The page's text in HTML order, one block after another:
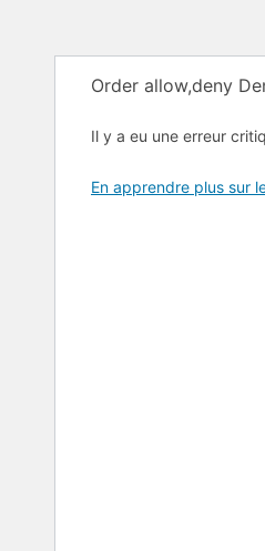
Order allow,deny
Il y a eu une erreur
En apprendre plus sur